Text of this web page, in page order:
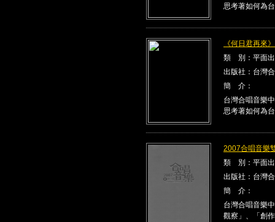
思考著如何為
《何日君再來
類 別：平面
出版社：台灣
簡 介：
台灣合唱音樂
思考著如何為
2007合唱音樂
類 別：平面
出版社：台灣
簡 介：
台灣合唱音樂
觀察」、「創